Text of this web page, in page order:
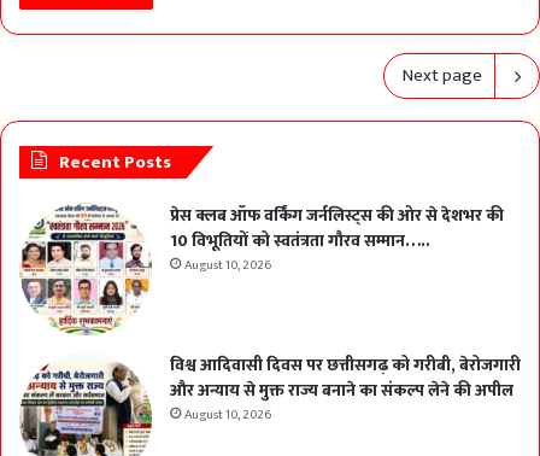
Next page
Recent Posts
प्रेस क्लब ऑफ वर्किंग जर्नलिस्ट्स की ओर से देशभर की
10 विभूतियों को स्वतंत्रता गौरव सम्मान…..
August 10, 2026
विश्व आदिवासी दिवस पर छत्तीसगढ़ को गरीबी, बेरोजगारी
और अन्याय से मुक्त राज्य बनाने का संकल्प लेने की अपील
August 10, 2026